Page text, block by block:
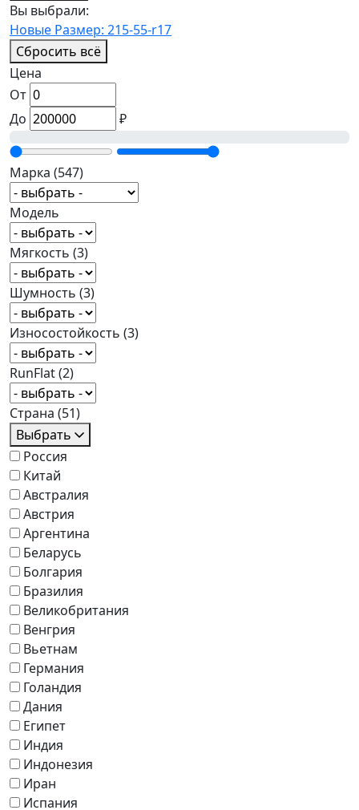
Вы выбрали:
Новые Размер: 215-55-r17
Сбросить всё
Цена
От
До
₽
Марка (547)
Модель
Мягкость (3)
Шумность (3)
Износостойкость (3)
RunFlat(2)
Страна (51)
Выбрать
Россия
Китай
Австралия
Австрия
Аргентина
Беларусь
Болгария
Бразилия
Великобритания
Венгрия
Вьетнам
Германия
Голандия
Дания
Египет
Индия
Индонезия
Иран
Испания